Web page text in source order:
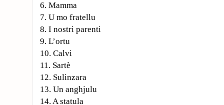
6. Mamma
7. U mo fratellu
8. I nostri parenti
9. L’ortu
10. Calvi
11. Sartè
12. Sulinzara
13. Un anghjulu
14. A statula